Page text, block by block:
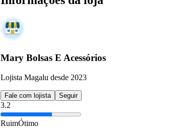
Mary Bolsas E Acessórios
Lojista Magalu desde 2023
Fale com lojista Seguir
3.2
RuimÓtimo